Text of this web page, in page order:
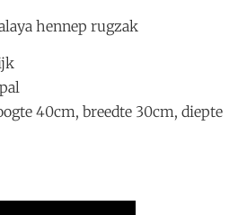
hennep rugzak
40cm, breedte 30cm, diepte